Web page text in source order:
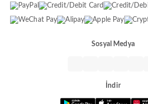
Sosyal Medya
İndir